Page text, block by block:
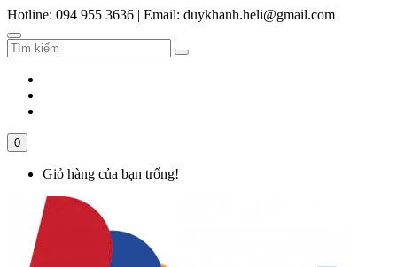
Hotline: 094 955 3636 | Email: duykhanh.heli@gmail.com
0
Giỏ hàng của bạn trống!